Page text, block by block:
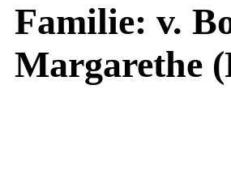
Familie: v.
Margarethe